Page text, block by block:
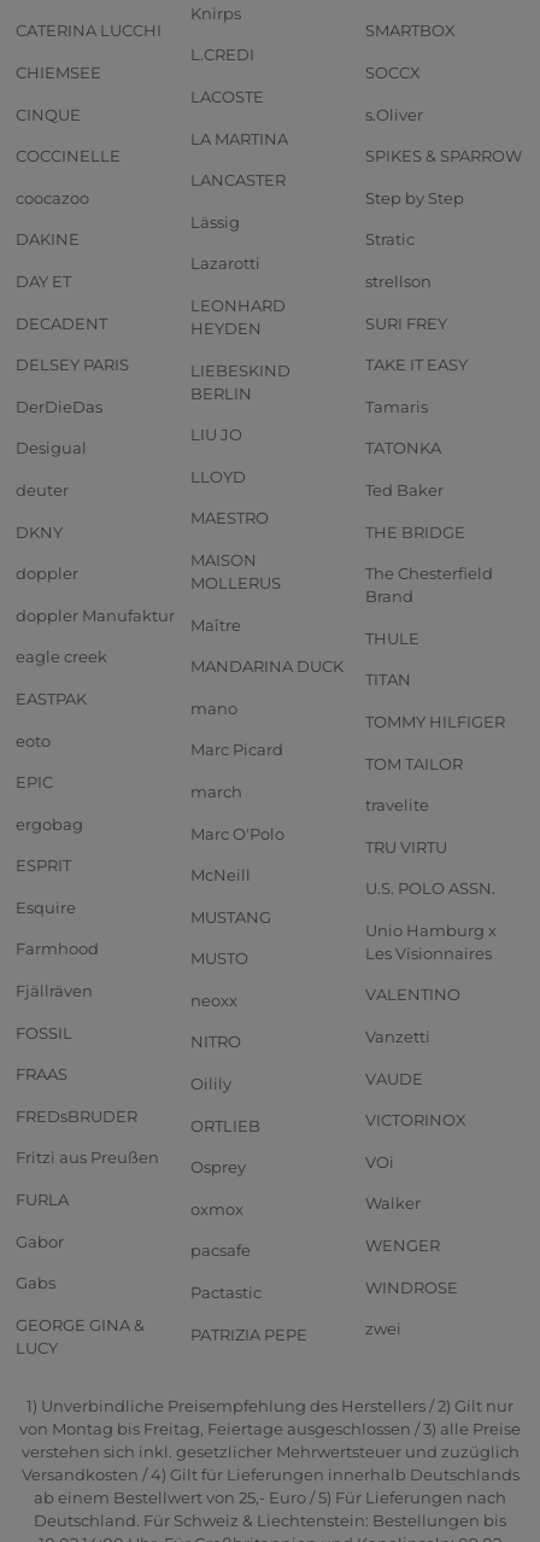
CATERINA LUCCHI
CHIEMSEE
CINQUE
COCCINELLE
coocazoo
DAKINE
DAY ET
DECADENT
DELSEY PARIS
DerDieDas
Desigual
deuter
DKNY
doppler
doppler Manufaktur
eagle creek
EASTPAK
eoto
EPIC
ergobag
ESPRIT
Esquire
Farmhood
Fjällräven
FOSSIL
FRAAS
FREDsBRUDER
Fritzi aus Preußen
FURLA
Gabor
Gabs
GEORGE GINA &
LUCY
Knirps
L.CREDI
LACOSTE
LA MARTINA
LANCASTER
Lässig
Lazarotti
LEONHARD
HEYDEN
LIEBESKIND
BERLIN
LIU JO
LLOYD
MAESTRO
MAISON
MOLLERUS
Maître
MANDARINA DUCK
mano
Marc Picard
march
Marc O'Polo
McNeill
MUSTANG
MUSTO
neoxx
NITRO
Oilily
ORTLIEB
Osprey
oxmox
pacsafe
Pactastic
PATRIZIA PEPE
SMARTBOX
SOCCX
s.Oliver
SPIKES & SPARROW
Step by Step
Stratic
strellson
SURI FREY
TAKE IT EASY
Tamaris
TATONKA
Ted Baker
THE BRIDGE
The Chesterfield
Brand
THULE
TITAN
TOMMY HILFIGER
TOM TAILOR
travelite
TRU VIRTU
U.S. POLO ASSN.
Unio Hamburg x
Les Visionnaires
VALENTINO
Vanzetti
VAUDE
VICTORINOX
VOi
Walker
WENGER
WINDROSE
zwei
1) Unverbindliche Preisempfehlung des Herstellers / 2) Gilt nur
von Montag bis Freitag, Feiertage ausgeschlossen / 3) alle Preise
verstehen sich inkl. gesetzlicher Mehrwertsteuer und zuzüglich
Versandkosten / 4) Gilt für Lieferungen innerhalb Deutschlands
ab einem Bestellwert von 25,- Euro / 5) Für Lieferungen nach
Deutschland. Für Schweiz & Liechtenstein: Bestellungen bis